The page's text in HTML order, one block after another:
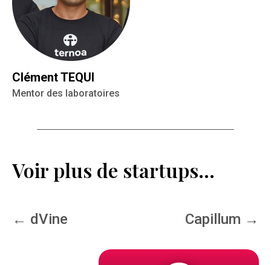
Clément TEQUI
Mentor des laboratoires
Voir plus de startups…
← dVine Capillum →